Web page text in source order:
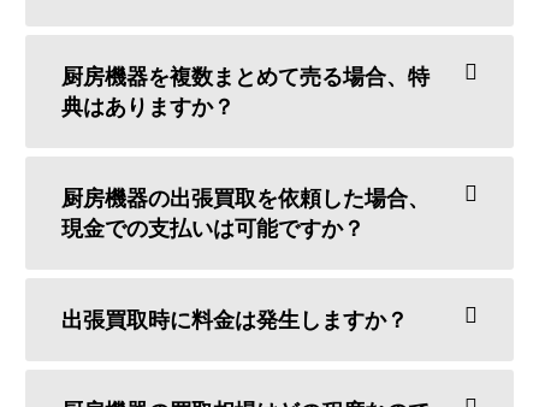
厨房機器を複数まとめて売る場合、特
典はありますか？
厨房機器の出張買取を依頼した場合、
現金での支払いは可能ですか？
出張買取時に料金は発生しますか？